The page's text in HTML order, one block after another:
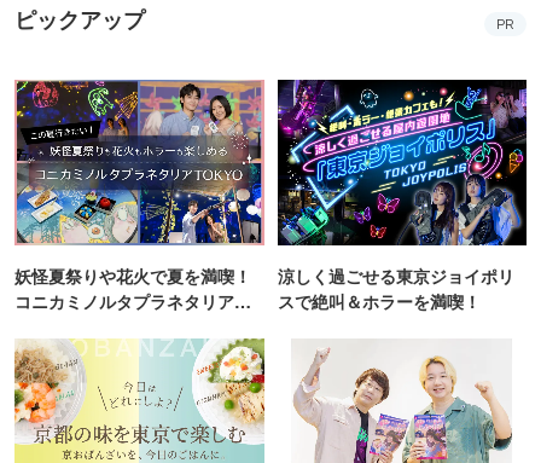
ピックアップ PR
妖怪夏祭りや花火で夏を満喫！
コニカミノルタプラネタリア
涼しく過ごせる東京ジョイポリ
スで絶叫＆ホラーを満喫！